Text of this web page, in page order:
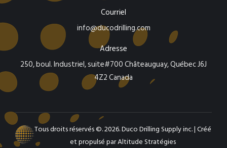
Courriel
info@ducodrilling.com
Adresse
250, boul. Industriel, suite#700 Châteauguay, Québec J6J
4Z2 Canada
Tous droits réservés ©. 2026. Duco Drilling Supply inc. |Créé
et propulsé par Altitude Stratégies